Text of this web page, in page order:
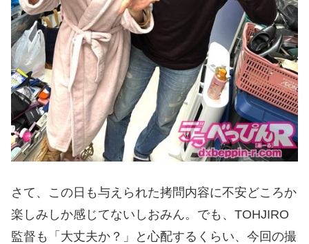
さて、この日も与えられた拷問内容に不安どころか
楽しみしか感じてないしおみん。でも、TOHJIRO
監督も「大丈夫か？」と心配するくらい、今回の撮